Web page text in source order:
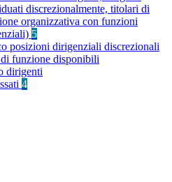
discrezionalmente, titolari di
organizzativa con funzioni
5
posizioni dirigenziali discrezionali
funzione disponibili
dirigenti
4